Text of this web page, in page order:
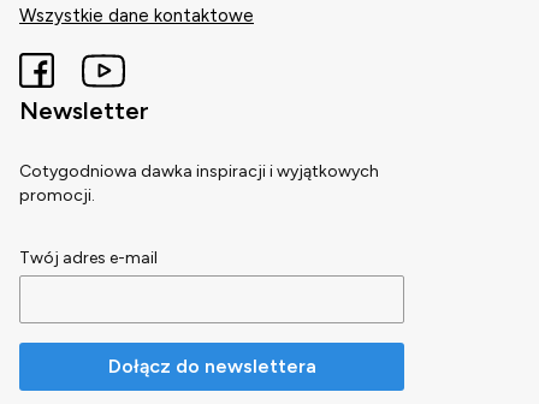
Wszystkie dane kontaktowe
Newsletter
Cotygodniowa dawka inspiracji i wyjątkowych
promocji.
Twój adres e-mail
Dołącz do newslettera